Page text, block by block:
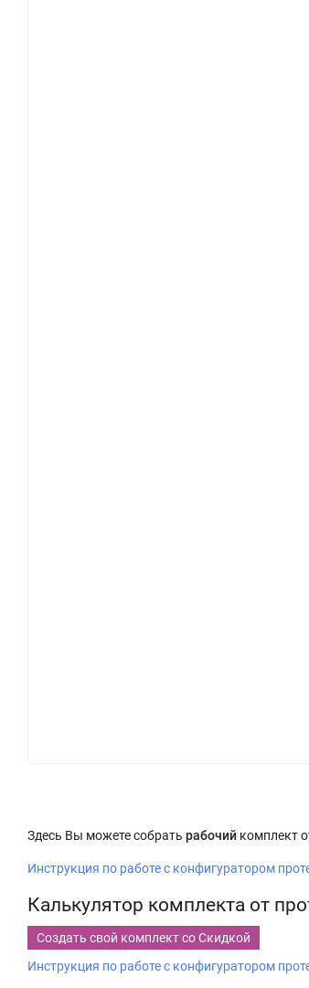
Здесь Вы можете собрать рабочий комплект
Инструкция по работе с конфигуратором
Калькулятор комплекта от
Создать свой комплект со Скидкой
Инструкция по работе с конфигуратором